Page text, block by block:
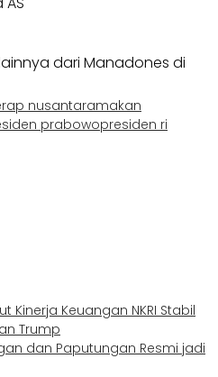
dari Manadones di
nusantaramakan
prabowopresiden ri
Kinerja Keuangan NKRI Stabil
Trump
dan Paputungan Resmi jadi